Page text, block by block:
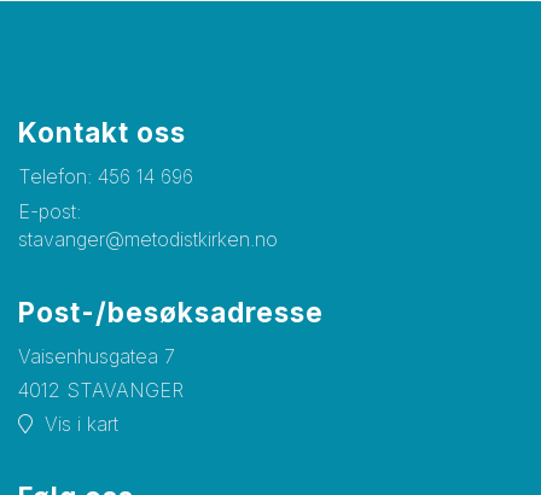
Kontakt oss
Telefon: 456 14 696
E-post:
stavanger@metodistkirken.no
Post-/besøksadresse
Vaisenhusgatea 7
4012 STAVANGER
Vis i kart